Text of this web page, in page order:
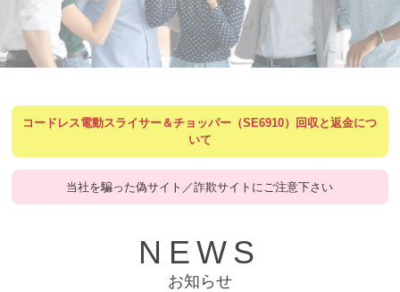
コードレス電動スライサー＆チョッパー（SE6910）回収と返金につ
いて
当社を騙った偽サイト／詐欺サイトにご注意下さい
NEWS
お知らせ